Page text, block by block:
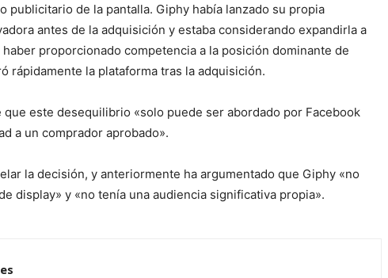
publicitario de la pantalla. Giphy había lanzado su propia
antes de la adquisición y estaba considerando expandirla a
proporcionado competencia a la posición dominante de
rápidamente la plataforma tras la adquisición.
que este desequilibrio «solo puede ser abordado por Facebook
a un comprador aprobado».
la decisión, y anteriormente ha argumentado que Giphy «no
display» y «no tenía una audiencia significativa propia».